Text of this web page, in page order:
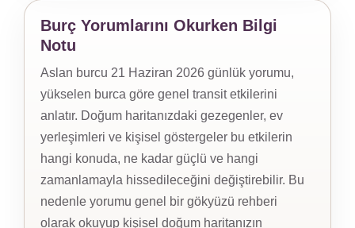
Burç Yorumlarını Okurken Bilgi
Notu
Aslan burcu 21 Haziran 2026 günlük yorumu,
yükselen burca göre genel transit etkilerini
anlatır. Doğum haritanızdaki gezegenler, ev
yerleşimleri ve kişisel göstergeler bu etkilerin
hangi konuda, ne kadar güçlü ve hangi
zamanlamayla hissedileceğini değiştirebilir. Bu
nedenle yorumu genel bir gökyüzü rehberi
olarak okuyup kişisel doğum haritanızın